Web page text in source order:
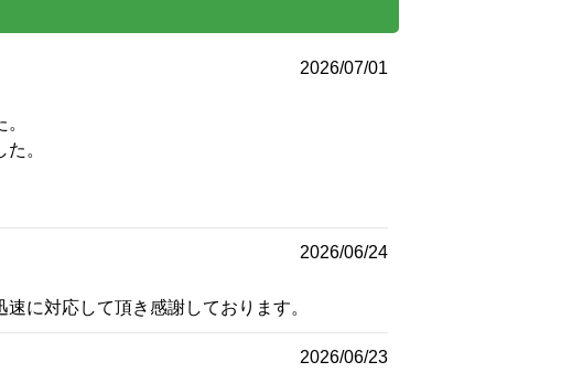
2026/07/01
。
2026/06/24
に対応して頂き感謝しております。
2026/06/23